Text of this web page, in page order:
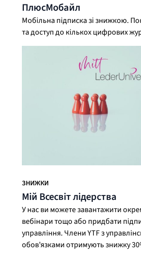
ПлюсМобайл
Мобільна підписка зі знижкою.
та доступ до кількох цифрових
ЗНИЖКИ
Мій Всесвіт лідерства
У нас ви можете завантажити
вебінари тощо або придбати
управління. Члени YTF з
обов'язками отримують знижку